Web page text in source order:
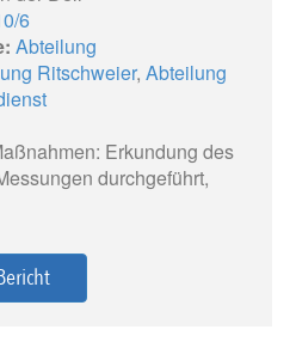
6
Abteilung
Ritschweier, Abteilung
Erkundung des
durchgeführt,